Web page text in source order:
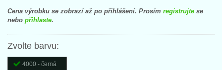
Cena výrobku se zobrazí až po přihlášení. Prosím registrujte se
nebo přihlaste.
Zvolte barvu:
4000 - černá